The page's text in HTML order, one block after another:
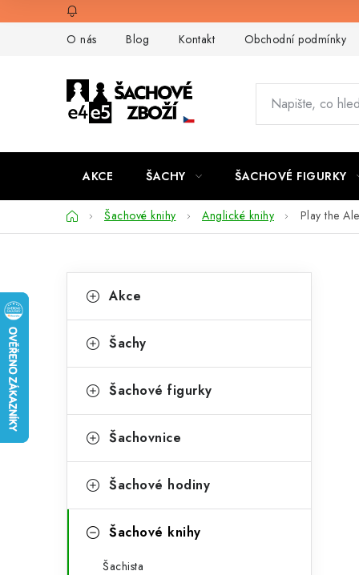
na
O nás
Blog Kontakt Obchodní podmínky
AKCE ŠACHY ŠACHOVÉ FIGURKY
DomůŠachové knihy Anglické knihy Play the
o
t
r
n
n
kategorie
a
e
o
i
Akce
Šachy
Šachové figurky
Šachovnice
Šachové hodiny
Šachové knihy
Šachista